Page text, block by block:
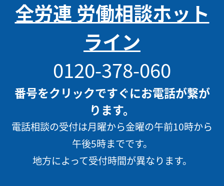
全労連 労働相談ホット
ライン
0120-378-060
番号をクリックですぐにお電話が繋が
ります。
電話相談の受付は月曜から金曜の午前10時から
午後5時までです。
地方によって受付時間が異なります。